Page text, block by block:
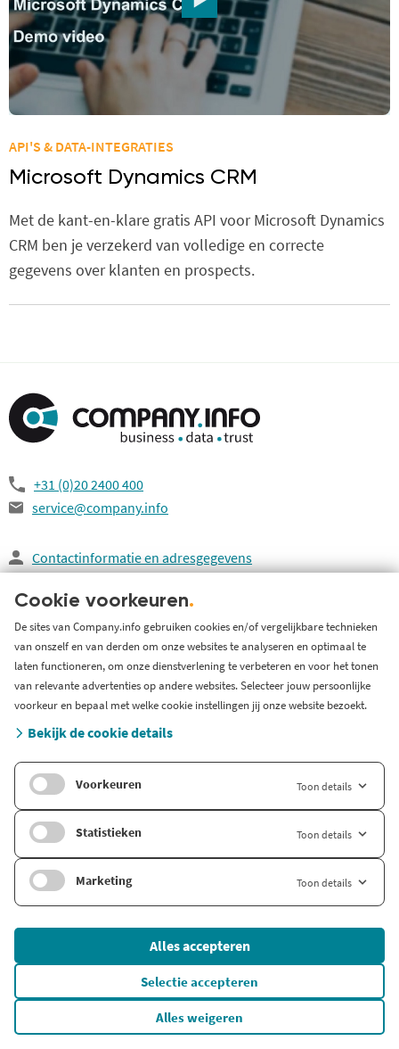
API'S & DATA-INTEGRATIES
Microsoft Dynamics CRM
Met de kant-en-klare gratis API voor Microsoft Dynamics
CRM ben je verzekerd van volledige en correcte
gegevens over klanten en prospects.
+31 (0)20 2400 400
service@company.info
Contactinformatie en adresgegevens
Handige links
Bedrijfsinformatie
Bedrijfsgegevens opzoeken
Financiële informatie opvragen
Bedrijfs- en sectornieuws volgen
Cookie voorkeuren.
De sites van Company.info gebruiken cookies en/of vergelijkbare technieken
van onszelf en van derden om onze websites te analyseren en optimaal te
laten functioneren, om onze dienstverlening te verbeteren en voor het tonen
van relevante advertenties op andere websites. Selecteer jouw persoonlijke
voorkeur en bepaal met welke cookie instellingen jij onze website bezoekt.
Bekijk de cookie details
Voorkeuren Toon details
Statistieken Toon details
Marketing Toon details
Alles accepteren
Selectie accepteren
Alles weigeren